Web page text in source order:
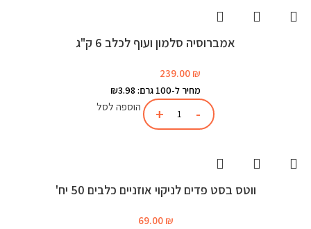
אמברוסיה סלמון ועוף לכלב 6 ק"ג
239.00 ₪
מחיר ל-100 גרם: ₪3.98
הוספה לסל
ווטס בסט פדים לניקוי אוזניים כלבים 50 יח'
69.00 ₪